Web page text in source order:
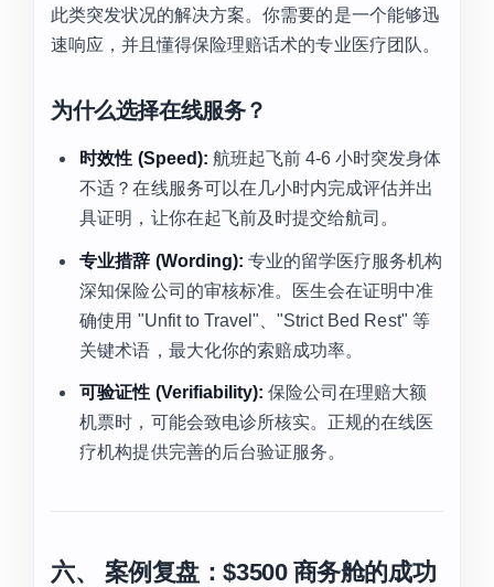
此类突发状况的解决方案。你需要的是一个能够迅
速响应，并且懂得保险理赔话术的专业医疗团队。
为什么选择在线服务？
时效性 (Speed): 航班起飞前 4-6 小时突发身体
不适？在线服务可以在几小时内完成评估并出
具证明，让你在起飞前及时提交给航司。
专业措辞 (Wording): 专业的留学医疗服务机构
深知保险公司的审核标准。医生会在证明中准
确使用 "Unfit to Travel"、"Strict Bed Rest" 等
关键术语，最大化你的索赔成功率。
可验证性 (Verifiability): 保险公司在理赔大额
机票时，可能会致电诊所核实。正规的在线医
疗机构提供完善的后台验证服务。
六、 案例复盘：$3500 商务舱的成功